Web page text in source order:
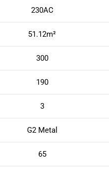
230AC
51.12m²
300
190
3
G2 Metal
65